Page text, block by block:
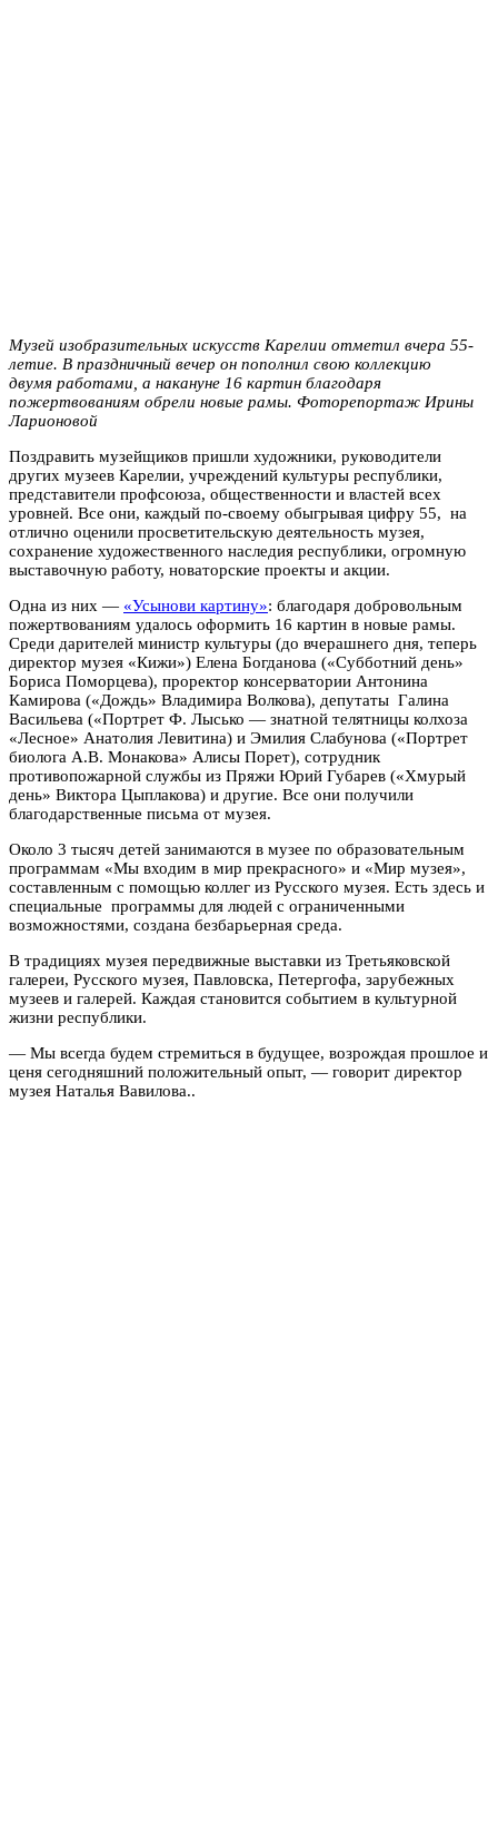
Музей изобразительных искусств Карелии отметил вчера 55-
летие. В праздничный вечер он пополнил свою коллекцию
двумя работами, а накануне 16 картин благодаря
пожертвованиям обрели новые рамы. Фоторепортаж Ирины
Ларионовой
Поздравить музейщиков пришли художники, руководители
других музеев Карелии, учреждений культуры республики,
представители профсоюза, общественности и властей всех
уровней. Все они, каждый по-своему обыгрывая цифру 55, на
отлично оценили просветительскую деятельность музея,
сохранение художественного наследия республики, огромную
выставочную работу, новаторские проекты и акции.
Одна из них — «Усынови картину»: благодаря добровольным
пожертвованиям удалось оформить 16 картин в новые рамы.
Среди дарителей министр культуры (до вчерашнего дня, теперь
директор музея «Кижи») Елена Богданова («Субботний день»
Бориса Поморцева), проректор консерватории Антонина
Камирова («Дождь» Владимира Волкова), депутаты Галина
Васильева («Портрет Ф. Лысько — знатной телятницы колхоза
«Лесное» Анатолия Левитина) и Эмилия Слабунова («Портрет
биолога А.В. Монакова» Алисы Порет), сотрудник
противопожарной службы из Пряжи Юрий Губарев («Хмурый
день» Виктора Цыплакова) и другие. Все они получили
благодарственные письма от музея.
Около 3 тысяч детей занимаются в музее по образовательным
программам «Мы входим в мир прекрасного» и «Мир музея»,
составленным с помощью коллег из Русского музея. Есть здесь и
специальные программы для людей с ограниченными
возможностями, создана безбарьерная среда.
В традициях музея передвижные выставки из Третьяковской
галереи, Русского музея, Павловска, Петергофа, зарубежных
музеев и галерей. Каждая становится событием в культурной
жизни республики.
— Мы всегда будем стремиться в будущее, возрождая прошлое и
ценя сегодняшний положительный опыт, — говорит директор
музея Наталья Вавилова..